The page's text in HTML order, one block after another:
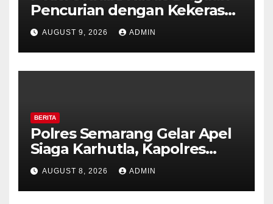
Pencurian dengan Kekerasan
di Counter HP Royal Phone
Ambarawa.
AUGUST 9, 2026 ADMIN
BERITA
Polres Semarang Gelar Apel
Siaga Karhutla, Kapolres
Tekankan Sinergi dan
Kesiapsiagaan Hadapi Musim
Kemarau.
AUGUST 8, 2026 ADMIN